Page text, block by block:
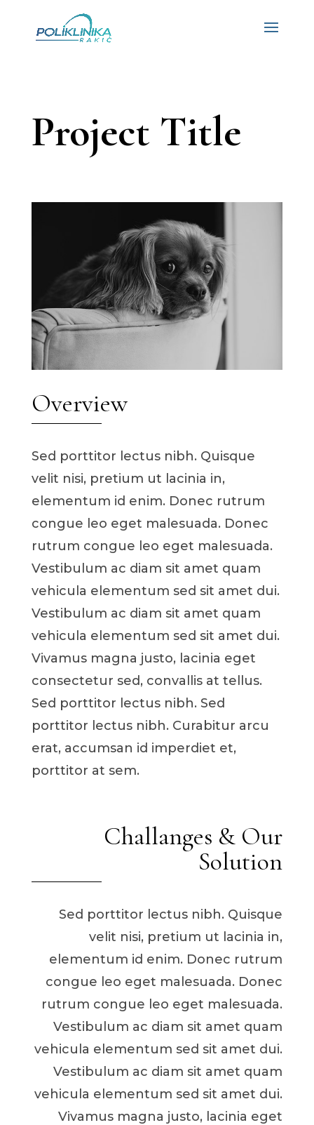
Project Title
Overview
Sed porttitor lectus nibh. Quisque
velit nisi, pretium ut lacinia in,
elementum id enim. Donec rutrum
congue leo eget malesuada. Donec
rutrum congue leo eget malesuada.
Vestibulum ac diam sit amet quam
vehicula elementum sed sit amet dui.
Vestibulum ac diam sit amet quam
vehicula elementum sed sit amet dui.
Vivamus magna justo, lacinia eget
consectetur sed, convallis at tellus.
Sed porttitor lectus nibh. Sed
porttitor lectus nibh. Curabitur arcu
erat, accumsan id imperdiet et,
porttitor at sem.
Challanges & Our
Solution
Sed porttitor lectus nibh. Quisque
velit nisi, pretium ut lacinia in,
elementum id enim. Donec rutrum
congue leo eget malesuada. Donec
rutrum congue leo eget malesuada.
Vestibulum ac diam sit amet quam
vehicula elementum sed sit amet dui.
Vestibulum ac diam sit amet quam
vehicula elementum sed sit amet dui.
Vivamus magna justo, lacinia eget